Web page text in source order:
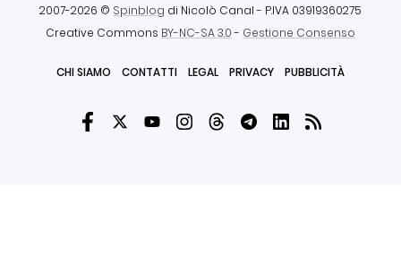
2007-2026 © Spinblog di Nicolò Canal - P.IVA 03919360275
Creative Commons BY-NC-SA 3.0- Gestione Consenso
CHI SIAMO CONTATTI LEGAL PRIVACY PUBBLICITÀ